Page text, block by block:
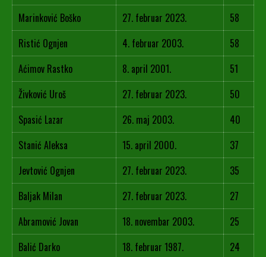
Marinković Boško
27. februar 2023.
58
Ristić Ognjen
4. februar 2003.
58
Aćimov Rastko
8. april 2001.
51
Živković Uroš
27. februar 2023.
50
Spasić Lazar
26. maj 2003.
40
Stanić Aleksa
15. april 2000.
37
Jevtović Ognjen
27. februar 2023.
35
Baljak Milan
27. februar 2023.
27
Abramović Jovan
18. novembar 2003.
25
Balić Darko
18. februar 1987. 24